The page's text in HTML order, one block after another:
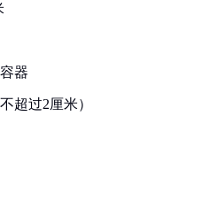
器
超过2厘米）